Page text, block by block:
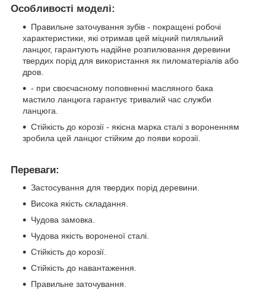
Особливості моделі:
Правильне заточування зубів - покращені робочі
характеристики, які отримав цей міцний пиляльний
ланцюг, гарантують надійне розпилювання деревини
твердих порід для використання як пиломатеріалів або
дров.
- при своєчасному поповненні масляного бака
мастило ланцюга гарантує тривалий час служби
ланцюга.
Стійкість до корозії - якісна марка сталі з вороненням
зробила цей ланцюг стійким до появи корозії.
Переваги:
Застосування для твердих порід деревини.
Висока якість складання.
Чудова замовка.
Чудова якість вороненої сталі.
Стійкість до корозії.
Стійкість до навантаження.
Правильне заточування.